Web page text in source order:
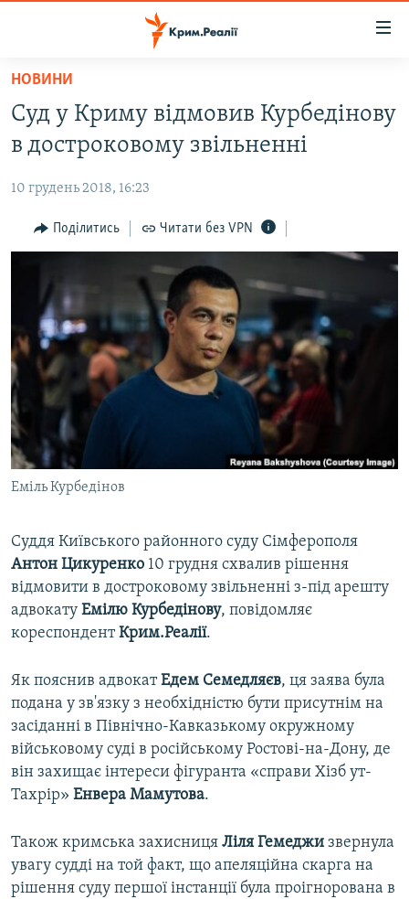
Перейти
основного
матеріалу
до
навігації
Перейти
пошуку
ВОДА.КРИМ
ВІДЕО ТА ФОТО
ПОЛІТИКА
БЛОГИ
ІНТЕРВ'Ю
ВСЕ ЗА ДЕНЬ
СПЕЦПРОЕКТИ
ДЕПОРТАЦІЯ
ВІДЕОУРОКИ «ELIFBE»
СВІДЧЕННЯ ОКУПАЦІЇ
УКРАЇНСЬКА ПРОБЛЕМА КРИМУ
ЯК ОБІЙТИ БЛОКУВАННЯ
Русский
Qırımtatar
Усі сайти RFE/RL
НОВИНИ
Суд у Криму відмовив Курбедінову
в достроковому звільненні
10 грудень 2018, 16:23
Поділитись Читати без VPN
Еміль Курбедінов
Суддя Київського районного суду Сімферополя
Антон Цикуренко 10 грудня схвалив рішення
відмовити в достроковому звільненні з-під арешту
адвокату Емілю Курбедінову, повідомляє
кореспондентКрим.Реалії.
Як пояснив адвокатЕдем Семедляєв, ця заява була
подана у зв'язку з необхідністю бути присутнім на
засіданні в Північно-Кавказькому окружному
військовому суді в російському Ростові-на-Дону, де
він захищає інтереси фігуранта «справи Хізб ут-
Тахрір» Енвера Мамутова.
Також кримська захисниця Ліля Гемеджи звернула
увагу судді на той факт, що апеляційна скарга на
рішення суду першої інстанції була проігнорована в